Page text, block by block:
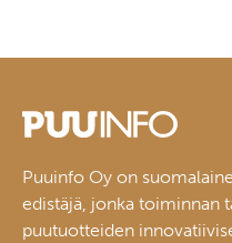
Puuinfo Oy on
edistäjä, jonka toiminnan
puutuotteiden